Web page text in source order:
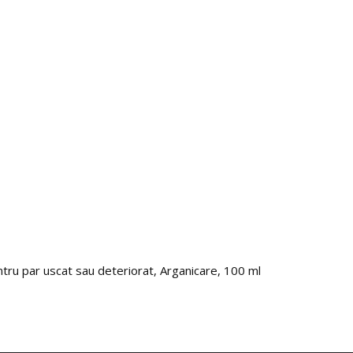
par uscat sau deteriorat, Arganicare, 100 ml